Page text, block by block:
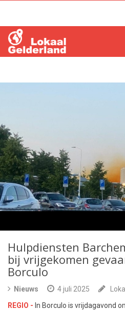
COLUMNS
RADIO
ZOEKEN
Hulpdiensten
bij vrijgekomen
Borculo
Nieuws 4 juli 2025
REGIO - In Borculo is vrijdagavond